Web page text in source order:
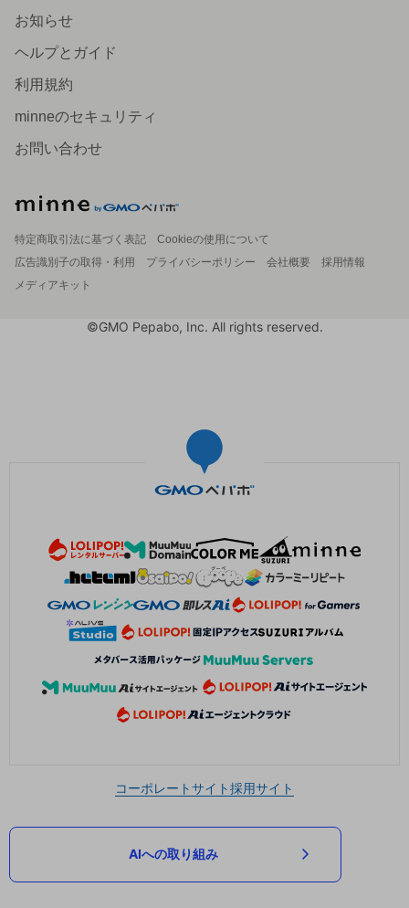
お知らせ
ヘルプとガイド
利用規約
minneのセキュリティ
お問い合わせ
特定商取引法に基づく表記
Cookieの使用について
広告識別子の取得・利用
プライバシーポリシー 会社概要
採用情報
メディアキット
©GMO Pepabo, Inc. All rights reserved.
コーポレートサイト採用サイト
AIへの取り組み